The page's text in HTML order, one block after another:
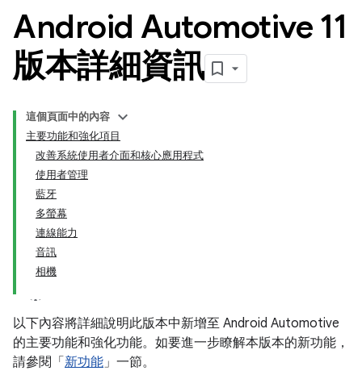
Android Automotive 11
版本詳細資訊
這個頁面中的內容
主要功能和強化項目
改善系統使用者介面和核心應用程式
使用者管理
藍牙
多螢幕
連線能力
音訊
相機
以下內容將詳細說明此版本中新增至 Android Automotive
的主要功能和強化功能。如要進一步瞭解本版本的新功能，
請參閱「 新功能」一節。